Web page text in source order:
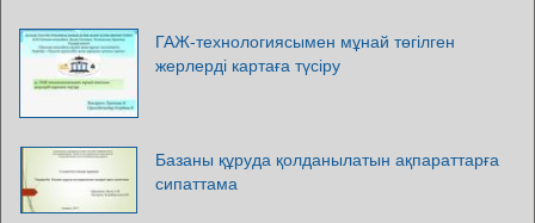
ГАЖ-технологиясымен мұнай төгілген
жерлерді картаға түсіру
Базаны құруда қолданылатын ақпараттарға
сипаттама